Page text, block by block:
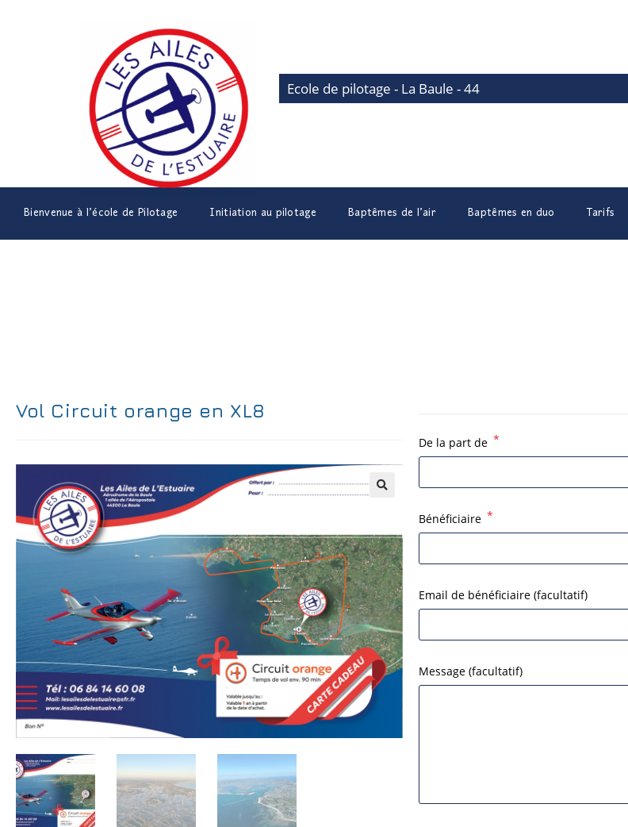
Ecole de pilotage - La Baule - 44
Bienvenue à l’école de Pilotage Initiation au pilotage Baptêmes de l’air Baptêmes en duo Tarifs
Vol Circuit orange en XL8
De la part de *
Bénéficiaire *
Email de bénéficiaire(facultatif)
Message(facultatif)